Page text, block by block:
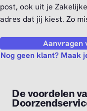
post, ook uit je
adres dat jij kiest. Zo
Aanvragen
Nog geen klant? Maak
De voordelen